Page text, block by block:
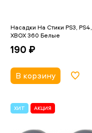
Насадки На Стики PS3, PS4,
XBOX 360 Белые
190 ₽
В корзину
ХИТ АКЦИЯ